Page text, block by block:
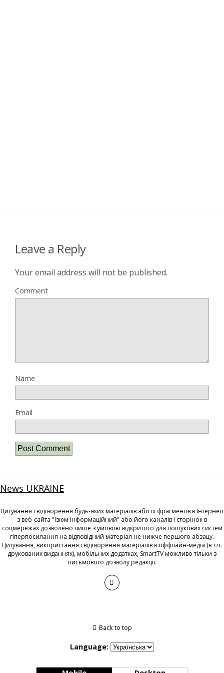
Leave a Reply
Your email address will not be published.
Comment
Name
Email
News UKRAINE
Цитування і відтворення будь-яких матеріалів або їх фрагментів в Інтернеті
з веб-сайта "Ізюм Інформаційний" або його каналів і сторінок в
соцмережах дозволено лише з умовою відкритого для пошукових систем
гіперпосилання на відповідний матеріал не нижче першого абзацу.
Цитування, використання і відтворення матеріалів в оффлайн-медіа (в т.ч.
друкованих виданнях), мобільних додатках, SmartTV можливо тільки з
письмового дозволу редакції.
Back to top
Language: